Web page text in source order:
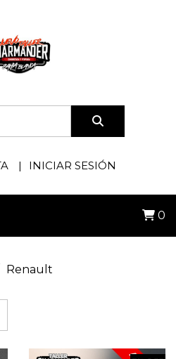
INICIAR SESIÓN
0
Renault